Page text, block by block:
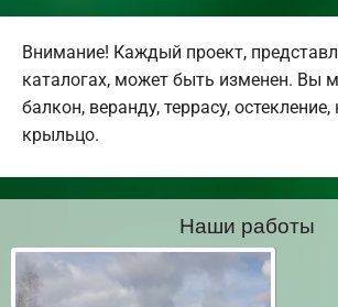
Внимание! Каждый проект,
каталогах, может быть изменен. Вы
балкон, веранду, террасу, остекление,
крыльцо.
Наши работы